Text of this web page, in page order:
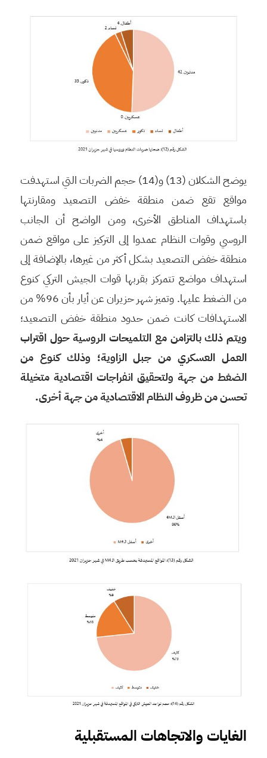
يوضح الشكلان (13) و(14) حجم الضربات التي استهدفت
مواقع تقع ضمن منطقة خفض التصعيد ومقارنتها
باستهداف المناطق الأخرى، ومن الواضح أن الجانب
الروسي وقوات النظام عمدوا إلى التركيز على مواقع ضمن
منطقة خفض التصعيد بشكل أكثر من غيرها، بالإضافة إلى
استهداف مواضع تتمركز بقربها قوات الجيش التركي كنوع
من الضغط عليها. وتميز شهر حزيران عن أيار بأن 96% من
الاستهدافات كانت ضمن حدود منطقة خفض التصعيد؛
ويتم ذلك بالتزامن مع التلميحات الروسية حول اقتراب
العمل العسكري من جبل الزاوية؛ وذلك كنوع من
الضغط من جهة ولتحقيق انفراجات اقتصادية متخيلة
تحسن من ظروف النظام الاقتصادية من جهة أخرى.
الغايات والاتجاهات المستقبلية